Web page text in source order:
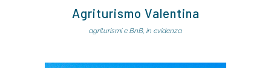
Agriturismo Valentina
agriturismi e BnB, in evidenza